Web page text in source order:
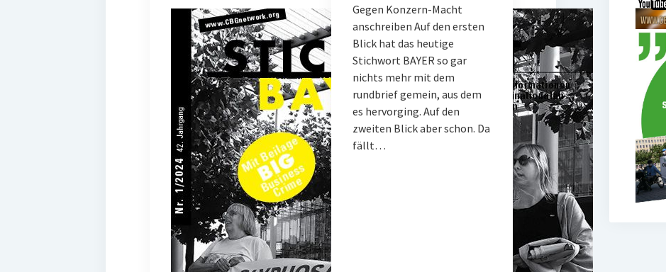
Gegen Konzern-Macht
anschreiben Auf den ersten
Blick hat das heutige
Stichwort BAYER so gar
nichts mehr mit dem
rundbrief gemein, aus dem
es hervorging. Auf den
zweiten Blick aber schon. Da
fällt…